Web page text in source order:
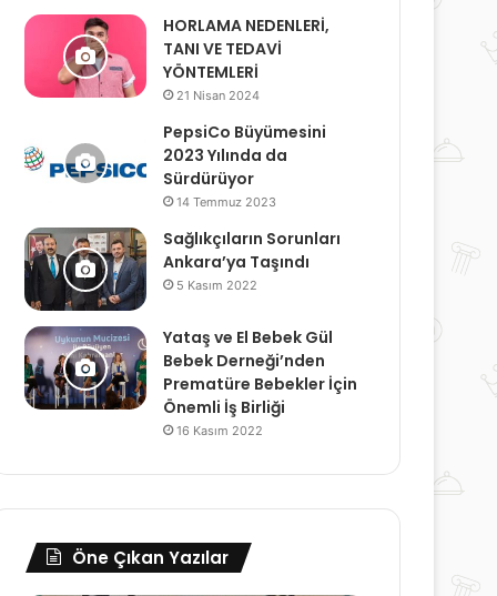
HORLAMA NEDENLERİ,
TANI VE TEDAVİ
YÖNTEMLERİ
21 Nisan 2024
PepsiCo Büyümesini
2023 Yılında da
Sürdürüyor
14 Temmuz 2023
Sağlıkçıların Sorunları
Ankara’ya Taşındı
5 Kasım 2022
Yataş ve El Bebek Gül
Bebek Derneği’nden
Prematüre Bebekler İçin
Önemli İş Birliği
16 Kasım 2022
Öne Çıkan Yazılar